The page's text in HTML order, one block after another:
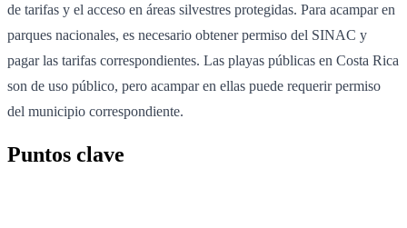
de tarifas y el acceso en áreas silvestres protegidas. Para acampar en
parques nacionales, es necesario obtener permiso del SINAC y
pagar las tarifas correspondientes. Las playas públicas en Costa Rica
son de uso público, pero acampar en ellas puede requerir permiso
del municipio correspondiente.
Puntos clave